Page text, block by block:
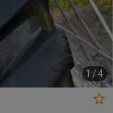
1 /4